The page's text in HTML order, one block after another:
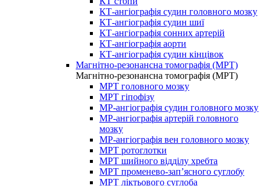
КТ-ангіографія судин головного мозку
КТ-ангіографія судин шиї
КТ-ангіографія сонних артерій
КТ-ангіографія аорти
КТ-ангіографія судин кінцівок
Магнітно-резонансна томографія (МРТ)
Магнітно-резонансна томографія (МРТ)
МРТ головного мозку
МРТ гіпофізу
МР-ангіографія судин головного мозку
МР-ангіографія артерій головного
мозку
МР-ангіографія вен головного мозку
МРТ ротоглотки
МРТ шийного відділу хребта
МРТ променево-зап’ясного суглобу
МРТ ліктьового суглоба